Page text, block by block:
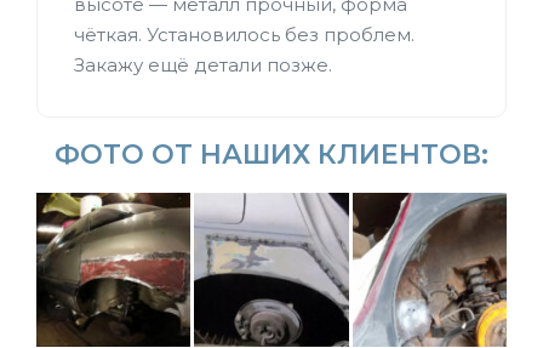
чёткая. Установилось без проблем.
Закажу ещё детали позже.
ФОТО ОТ НАШИХ КЛИЕНТОВ: